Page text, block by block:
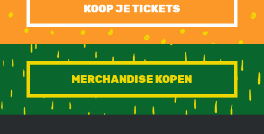
KOOP JE TICKETS
MERCHANDISE KOPEN